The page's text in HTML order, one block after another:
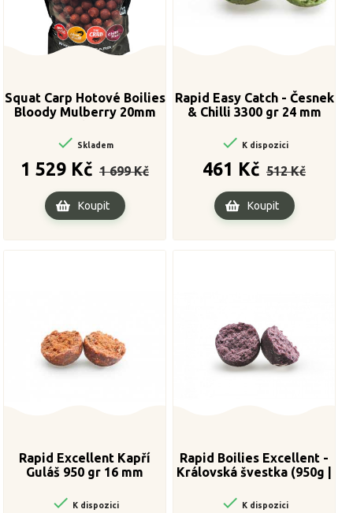
Squat Carp Hotové Boilies
Bloody Mulberry 20mm
 Skladem
1 529 Kč
cena
1 699 Kč
Koupit
Rapid Easy Catch - Česnek
& Chilli 3300 gr 24 mm
 K dispozici
461 Kč
cena
512 Kč
Koupit
Rapid Excellent Kapří
Guláš 950 gr 16 mm
 K dispozici
Rapid Boilies Excellent -
Královská švestka (950g |
 K dispozici